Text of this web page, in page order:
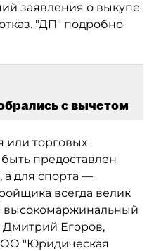
заявления о выкупе
"ДП" подробно
с вычетом
или торговых
предоставлен
а для спорта —
всегда велик
высокомаржинальный
Дмитрий Егоров,
"Юридическая